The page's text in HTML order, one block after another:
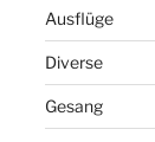
Ausflüge
Diverse
Gesang